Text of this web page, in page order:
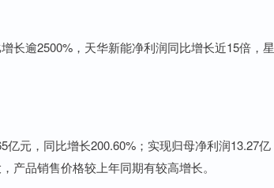
长逾2500%，天华新能净利润同比增长近15倍，星
元，同比增长200.60%；实现归母净利润13.27亿
产品销售价格较上年同期有较高增长。